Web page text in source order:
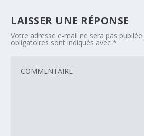
LAISSER UNE RÉPONSE
Votre adresse e-mail ne sera pas publiée.
obligatoires sont indiqués avec*